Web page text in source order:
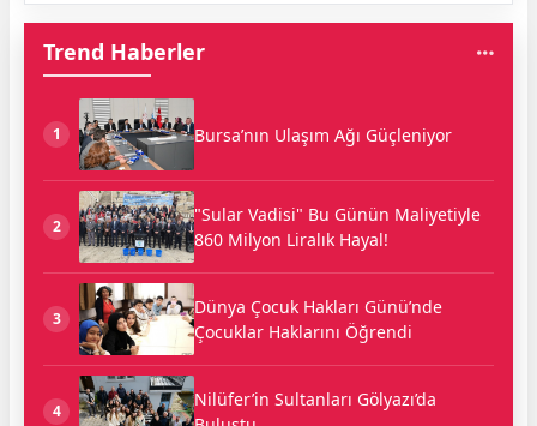
Trend Haberler
1 Bursa’nın Ulaşım Ağı Güçleniyor
2
"Sular Vadisi" Bu Günün Maliyetiyle
860 Milyon Liralık Hayal!
3
Dünya Çocuk Hakları Günü’nde
Çocuklar Haklarını Öğrendi
4
Nilüfer’in Sultanları Gölyazı’da